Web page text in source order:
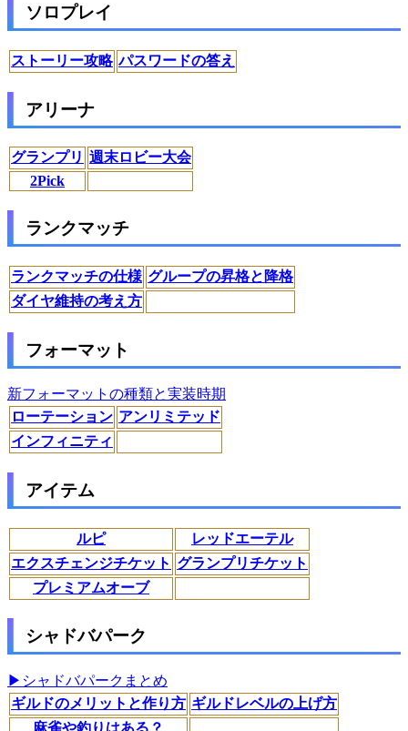
ソロプレイ
ストーリー攻略 パスワードの答え
アリーナ
グランプリ 週末ロビー大会
2Pick
ランクマッチ
ランクマッチの仕様 グループの昇格と降格
ダイヤ維持の考え方
フォーマット
新フォーマットの種類と実装時期
ローテーション アンリミテッド
インフィニティ
アイテム
ルピ
レッドエーテル
エクスチェンジチケット グランプリチケット
プレミアムオーブ
シャドバパーク
▶シャドバパークまとめ
ギルドのメリットと作り方 ギルドレベルの上げ方